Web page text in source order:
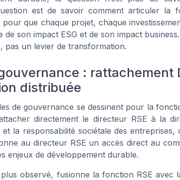
est de savoir comment articuler la
que chaque projet, chaque
de son impact ESG et de son impact
pas un levier de transformation.
: rattachement
distribuée
de gouvernance se dessinent pour la
directement le directeur RSE à la
la responsabilité sociétale des
au directeur RSE un accès direct au
enjeux de développement durable.
observé, fusionne la fonction RSE avec